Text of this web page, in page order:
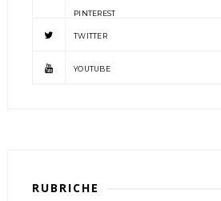
PINTEREST
TWITTER
YOUTUBE
RUBRICHE